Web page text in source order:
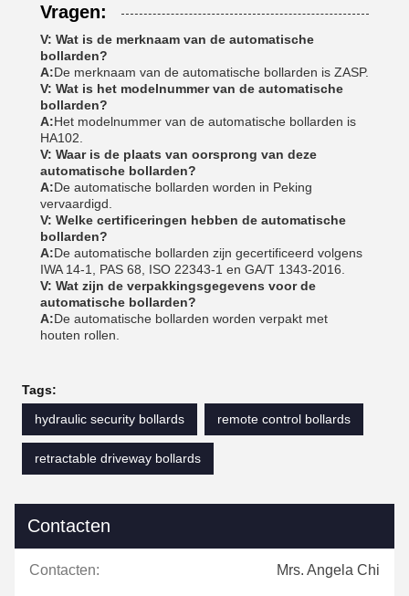
Vragen:
V: Wat is de merknaam van de automatische
bollarden?
A:De merknaam van de automatische bollarden is ZASP.
V: Wat is het modelnummer van de automatische
bollarden?
A:Het modelnummer van de automatische bollarden is
HA102.
V: Waar is de plaats van oorsprong van deze
automatische bollarden?
A:De automatische bollarden worden in Peking
vervaardigd.
V: Welke certificeringen hebben de automatische
bollarden?
A:De automatische bollarden zijn gecertificeerd volgens
IWA 14-1, PAS 68, ISO 22343-1 en GA/T 1343-2016.
V: Wat zijn de verpakkingsgegevens voor de
automatische bollarden?
A:De automatische bollarden worden verpakt met
houten rollen.
Tags:
hydraulic security bollards
remote control bollards
retractable driveway bollards
Contacten
Contacten: Mrs. Angela Chi